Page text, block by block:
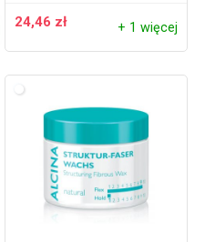
24,46 zł + 1 więcej